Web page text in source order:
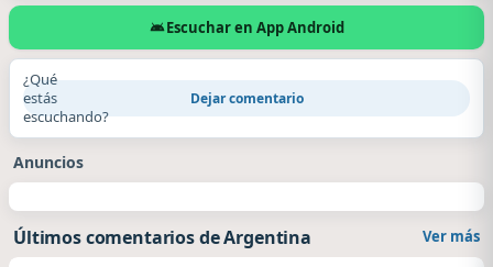
Escuchar en App Android
¿Qué
estás
escuchando?
Dejar comentario
Anuncios
Últimos comentarios de Argentina Ver más